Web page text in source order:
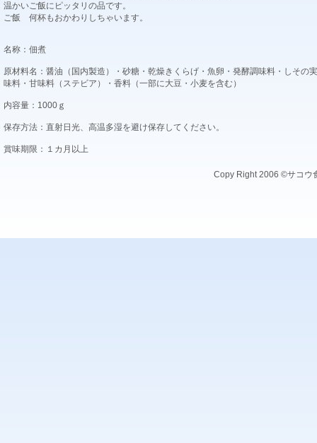
温かいご飯にピッタリの品です。
ご飯 何杯もおかわりしちゃいます。
名称：佃煮
原材料名：醤油（国内製造）・砂糖・乾燥きくらげ・魚卵・発酵調味料・しそ
味料・甘味料（ステビア）・香料（一部に大豆・小麦を含む）
内容量：1000ｇ
保存方法：直射日光、高温多湿を避け保存してください。
賞味期限：１カ月以上
Copy Right 2006 ©サコウ